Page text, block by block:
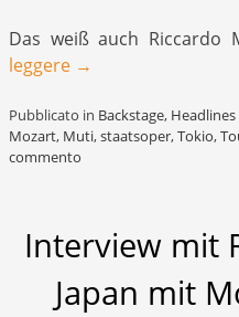
Das weiß auch Riccardo
leggere →
Pubblicato in Backstage, Headlines
Mozart, Muti,staatsoper,Tokio,
commento
Interview mit
Japan mit